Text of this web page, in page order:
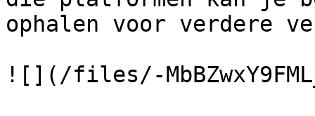
ophalen voor verdere